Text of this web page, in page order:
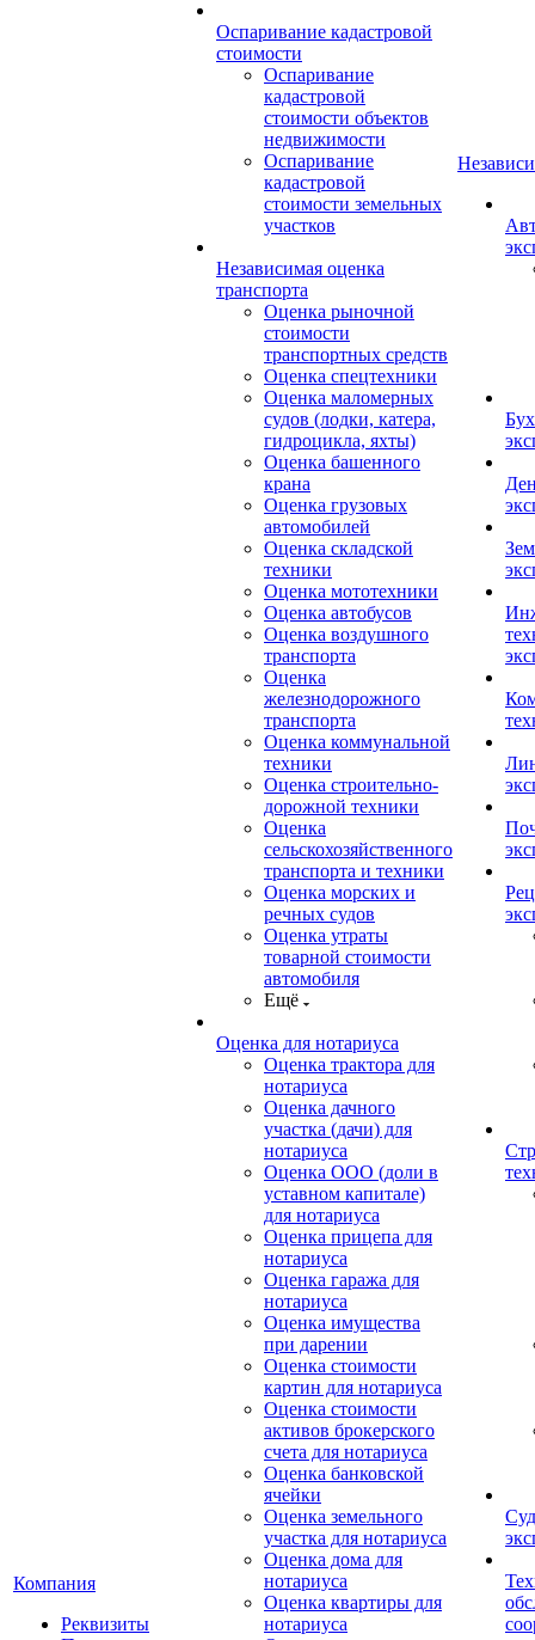
Компания
Реквизиты
Оспаривание кадастровой
стоимости
Оспаривание
кадастровой
стоимости объектов
недвижимости
Оспаривание
кадастровой
стоимости земельных
участков
Независимая оценка
транспорта
Оценка рыночной
стоимости
транспортных средств
Оценка спецтехники
Оценка маломерных
судов (лодки, катера,
гидроцикла, яхты)
Оценка башенного
крана
Оценка грузовых
автомобилей
Оценка складской
техники
Оценка мототехники
Оценка автобусов
Оценка воздушного
транспорта
Оценка
железнодорожного
транспорта
Оценка коммунальной
техники
Оценка строительно-
дорожной техники
Оценка
сельскохозяйственного
транспорта и техники
Оценка морских и
речных судов
Оценка утраты
товарной стоимости
автомобиля
Ещё
Оценка для нотариуса
Оценка трактора для
нотариуса
Оценка дачного
участка (дачи) для
нотариуса
Оценка ООО (доли в
уставном капитале)
для нотариуса
Оценка прицепа для
нотариуса
Оценка гаража для
нотариуса
Оценка имущества
при дарении
Оценка стоимости
картин для нотариуса
Оценка стоимости
активов брокерского
счета для нотариуса
Оценка банковской
ячейки
Оценка земельного
участка для нотариуса
Оценка дома для
нотариуса
Оценка квартиры для
нотариуса